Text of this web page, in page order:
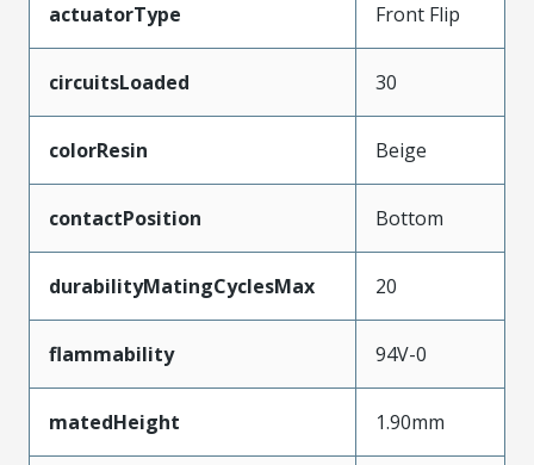
actuatorType Front Flip
circuitsLoaded 30
colorResin Beige
contactPosition Bottom
durabilityMatingCyclesMax 20
flammability 94V-0
matedHeight 1.90mm